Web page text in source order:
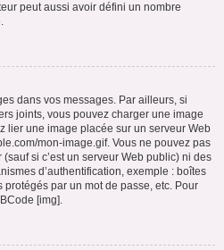
peut aussi avoir défini un nombre
dans vos messages. Par ailleurs, si
joints, vous pouvez charger une image
lier une image placée sur un serveur Web
mon-image.gif. Vous ne pouvez pas
si c’est un serveur Web public) ni des
d’authentification, exemple : boîtes
par un mot de passe, etc. Pour
[img].